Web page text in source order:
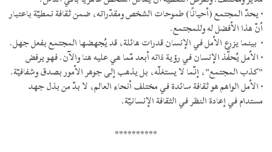
• يحدّ المجتمع (أحيانًا) طموحات الشخص ومقدّراته، ضمن ثقافة نمطيّة باعتبار
أنّ هذا الأفضل له وللمجتمع.
• بينما يزرع الأمل في الإنسان قدرات هائلة، قد يُجهضها المجتمع بفعل جهل.
• الأمل يُحفّذ الإنسان في رؤية ذاته أبعد مّما هي عليه هنا والآن. فهو يرفض
"كذب المجتمع"، إنّما لا يستغلّه، بل يذهب إلى جوهر الأمور بصدق وشفافيّة.
• الأمل الواهم هو ثقافة سائدة في مختلف أنحاء العالم، لا بدّ من بذل جهد
مستدام في إعادة النظر في الثقافة الإنسانيّة.
**********